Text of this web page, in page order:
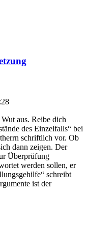
aus. Reibe dich
des Einzelfalls“ bei
schriftlich vor. Ob
dann zeigen. Der
Überprüfung
werden sollen, er
schreibt
ist der